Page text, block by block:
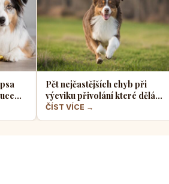
Pět nejčastějších chyb při
výcviku přivolání které dělá
většina pejskařů
ČÍST VÍCE →